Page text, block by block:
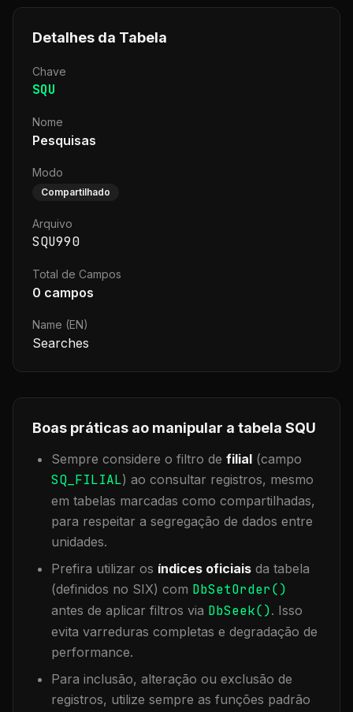
Detalhes da Tabela
Chave
SQU
Nome
Pesquisas
Modo
Compartilhado
Arquivo
SQU990
Total de Campos
0 campos
Name (EN)
Searches
Boas práticas ao manipular a tabela SQU
Sempre considere o filtro de filial (campo
SQ_FILIAL) ao consultar registros, mesmo
em tabelas marcadas como compartilhadas,
para respeitar a segregação de dados entre
unidades.
Prefira utilizar os índices oficiais da tabela
(definidos no SIX) com DbSetOrder()
antes de aplicar filtros via DbSeek(). Isso
evita varreduras completas e degradação de
performance.
Para inclusão, alteração ou exclusão de
registros, utilize sempre as funções padrão